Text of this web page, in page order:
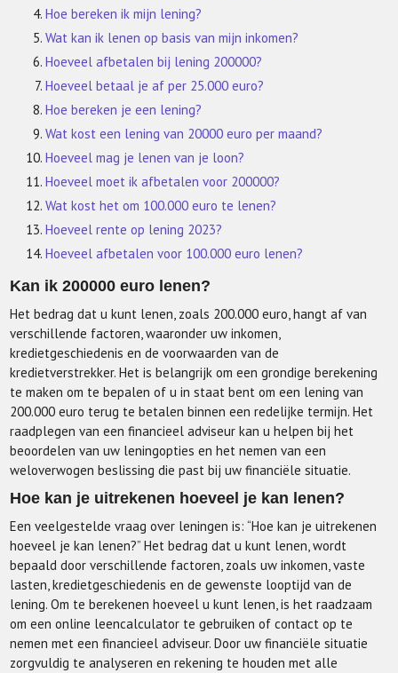
Hoe bereken ik mijn lening?
Wat kan ik lenen op basis van mijn inkomen?
Hoeveel afbetalen bij lening 200000?
Hoeveel betaal je af per 25.000 euro?
Hoe bereken je een lening?
Wat kost een lening van 20000 euro per maand?
Hoeveel mag je lenen van je loon?
Hoeveel moet ik afbetalen voor 200000?
Wat kost het om 100.000 euro te lenen?
Hoeveel rente op lening 2023?
Hoeveel afbetalen voor 100.000 euro lenen?
Kan ik 200000 euro lenen?
Het bedrag dat u kunt lenen, zoals 200.000 euro, hangt af van
verschillende factoren, waaronder uw inkomen,
kredietgeschiedenis en de voorwaarden van de
kredietverstrekker. Het is belangrijk om een grondige berekening
te maken om te bepalen of u in staat bent om een lening van
200.000 euro terug te betalen binnen een redelijke termijn. Het
raadplegen van een financieel adviseur kan u helpen bij het
beoordelen van uw leningopties en het nemen van een
weloverwogen beslissing die past bij uw financiële situatie.
Hoe kan je uitrekenen hoeveel je kan lenen?
Een veelgestelde vraag over leningen is: “Hoe kan je uitrekenen
hoeveel je kan lenen?” Het bedrag dat u kunt lenen, wordt
bepaald door verschillende factoren, zoals uw inkomen, vaste
lasten, kredietgeschiedenis en de gewenste looptijd van de
lening. Om te berekenen hoeveel u kunt lenen, is het raadzaam
om een online leencalculator te gebruiken of contact op te
nemen met een financieel adviseur. Door uw financiële situatie
zorgvuldig te analyseren en rekening te houden met alle